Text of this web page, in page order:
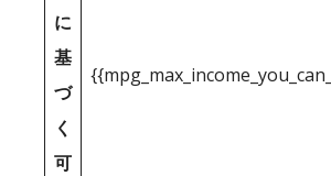
に
基
づ
く
可